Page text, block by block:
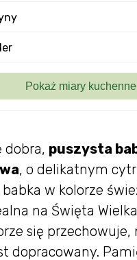
dobra, puszysta
, o delikatnym
babka w kolorze
na Święta
się przechowuje,
dopracowany.